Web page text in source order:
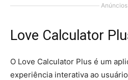
Anúncios
Love Calculator
O Love Calculator Plus é um
experiência interativa ao